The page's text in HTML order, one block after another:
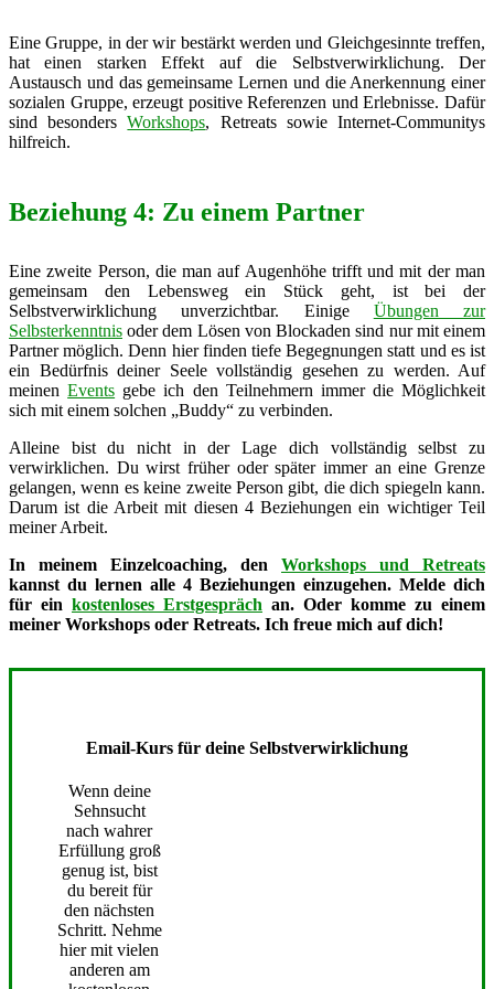
Eine Gruppe, in der wir bestärkt werden und Gleichgesinnte treffen,
hat einen starken Effekt auf die Selbstverwirklichung. Der
Austausch und das gemeinsame Lernen und die Anerkennung einer
sozialen Gruppe, erzeugt positive Referenzen und Erlebnisse. Dafür
sind besondersWorkshops, Retreats sowie Internet-Communitys
hilfreich.
Beziehung 4: Zu einem Partner
Eine zweite Person, die man auf Augenhöhe trifft und mit der man
gemeinsam den Lebensweg ein Stück geht, ist bei der
Selbstverwirklichung unverzichtbar. Einige Übungen zur
Selbsterkenntnis oder dem Lösen von Blockaden sind nur mit einem
Partner möglich. Denn hier finden tiefe Begegnungen statt und es ist
ein Bedürfnis deiner Seele vollständig gesehen zu werden. Auf
meinenEvents gebe ich den Teilnehmern immer die Möglichkeit
sich mit einem solchen „Buddy“ zu verbinden.
Alleine bist du nicht in der Lage dich vollständig selbst zu
verwirklichen. Du wirst früher oder später immer an eine Grenze
gelangen, wenn es keine zweite Person gibt, die dich spiegeln kann.
Darum ist die Arbeit mit diesen 4 Beziehungen ein wichtiger Teil
meiner Arbeit.
In meinem Einzelcoaching, den Workshops und Retreats
kannst du lernen alle 4 Beziehungen einzugehen. Melde dich
für ein kostenloses Erstgespräch an. Oder komme zu einem
meiner Workshops oder Retreats. Ich freue mich auf dich!
Email-Kurs für deine Selbstverwirklichung
Wenn deine
Sehnsucht
nach wahrer
Erfüllung groß
genug ist, bist
du bereit für
den nächsten
Schritt. Nehme
hier mit vielen
anderen am